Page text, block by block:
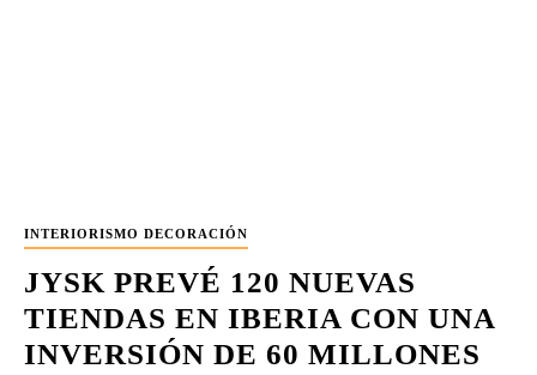
INTERIORISMO DECORACIÓN
JYSK PREVÉ 120 NUEVAS
TIENDAS EN IBERIA CON UNA
INVERSIÓN DE 60 MILLONES